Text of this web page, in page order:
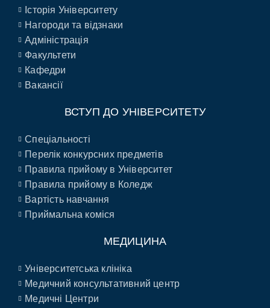
Історія Університету
Нагороди та відзнаки
Адміністрація
Факультети
Кафедри
Вакансії
ВСТУП ДО УНІВЕРСИТЕТУ
Спеціальності
Перелік конкурсних предметів
Правила прийому в Університет
Правила прийому в Коледж
Вартість навчання
Приймальна коміся
МЕДИЦИНА
Університетська клініка
Медичний консультативний центр
Медичні Центри